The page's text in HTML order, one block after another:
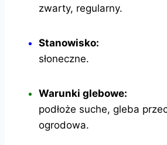
zwarty, regularny.
Stanowisko:
słoneczne.
Warunki glebowe:
podłoże suche, gleba
ogrodowa.